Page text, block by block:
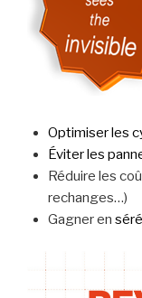
Optimiser les
Éviter les
Réduire les
rechanges…)
Gagner en